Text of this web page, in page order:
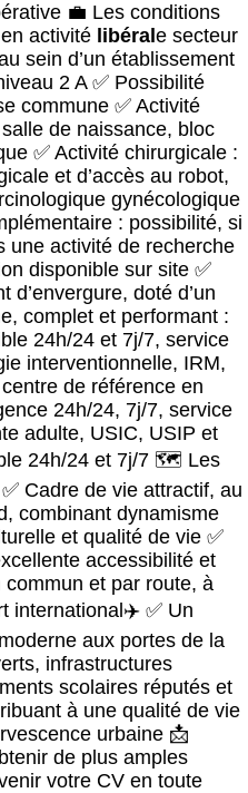
💼 Les conditions
activité libéral e secteur
sein d’un établissement
2 A ✅ Possibilité
commune ✅ Activité
de naissance, bloc
✅ Activité chirurgicale :
et d’accès au robot,
gynécologique
: possibilité, si
une activité de recherche
disponible sur site ✅
d’envergure, doté d’un
complet et performant :
24h/24 et 7j/7, service
interventionnelle, IRM,
de référence en
24h/24, 7j/7, service
adulte, USIC, USIP et
24h/24 et 7j/7 🗺️ Les
Cadre de vie attractif, au
combinant dynamisme
et qualité de vie ✅
accessibilité et
et par route, à
international✈️ ✅ Un
aux portes de la
infrastructures
scolaires réputés et
à une qualité de vie
urbaine 📩
de plus amples
votre CV en toute